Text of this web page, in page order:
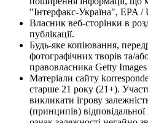
"Інтерфакс-Україна", EPA /
Власник веб-сторінки в
публікації.
Будь-яке копіювання,
фотографічних творів та/
правовласника Getty
Матеріали сайту
старше 21 року (21+).
викликати ігрову
(принципів)